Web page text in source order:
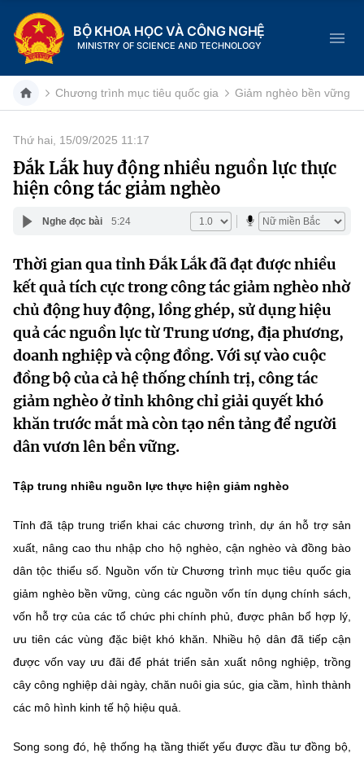
BỘ KHOA HỌC VÀ CÔNG NGHỆ
MINISTRY OF SCIENCE AND TECHNOLOGY
Danh mục
Trang chủ
Giới thiệu
Chức năng nhiệm vụ
Cơ cấu tổ chức
Lịch sử phát triển
Sở Khoa học và Công nghệ
Tin tức sự kiện
Khoa học và Công nghệ
Đổi mới sáng tạo
Chuyển đổi số
Bưu chính, Viễn thông
Năng lượng nguyên tử
Tin tổng hợp
Dịch vụ công
Hệ thống văn bản
Văn bản QPPL
Văn bản chỉ đạo điều hành
MST IOFFICE
THỐNG KÊ
Khoa học và Công nghệ
Bưu chính, Viễn thông
Sở hữu trí tuệ
Tiêu chuẩn, đo lường, chất lượng
THƯ ĐIỆN TỬ
Khác
Infographic
Voice
Nhiệm vụ trọng tâm
Chương trình mục tiêu quốc gia Giảm nghèo bền vững
Thứ hai, 15/09/2025 11:17
Đắk Lắk huy động nhiều nguồn lực thực
hiện công tác giảm nghèo
Nghe đọc bài 5:24
Thời gian qua tỉnh Đắk Lắk đã đạt được nhiều
kết quả tích cực trong công tác giảm nghèo nhờ
chủ động huy động, lồng ghép, sử dụng hiệu
quả các nguồn lực từ Trung ương, địa phương,
doanh nghiệp và cộng đồng. Với sự vào cuộc
đồng bộ của cả hệ thống chính trị, công tác
giảm nghèo ở tỉnh không chỉ giải quyết khó
khăn trước mắt mà còn tạo nền tảng để người
dân vươn lên bền vững.
Tập trung nhiều nguồn lực thực hiện giảm nghèo
Tỉnh đã tập trung triển khai các chương trình, dự án hỗ trợ sản
xuất, nâng cao thu nhập cho hộ nghèo, cận nghèo và đồng bào
dân tộc thiểu số. Nguồn vốn từ Chương trình mục tiêu quốc gia
giảm nghèo bền vững, cùng các nguồn vốn tín dụng chính sách,
vốn hỗ trợ của các tổ chức phi chính phủ, được phân bổ hợp lý,
ưu tiên các vùng đặc biệt khó khăn. Nhiều hộ dân đã tiếp cận
được vốn vay ưu đãi để phát triển sản xuất nông nghiệp, trồng
cây công nghiệp dài ngày, chăn nuôi gia súc, gia cầm, hình thành
các mô hình kinh tế hộ hiệu quả.
Song song đó, hệ thống hạ tầng thiết yếu được đầu tư đồng bộ,